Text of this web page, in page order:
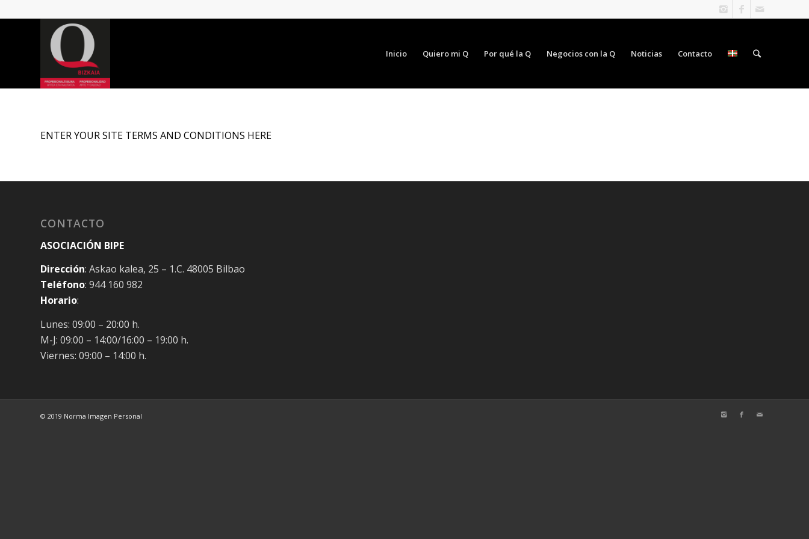
Inicio Quiero mi Q Por qué la Q Negocios con la Q Noticias Contacto
ENTER YOUR SITE TERMS AND CONDITIONS HERE
CONTACTO
ASOCIACIÓN BIPE
Dirección: Askao kalea, 25 – 1.C. 48005 Bilbao
Teléfono: 944 160 982
Horario:
Lunes: 09:00 – 20:00 h.
M-J: 09:00 – 14:00/16:00 – 19:00 h.
Viernes: 09:00 – 14:00 h.
© 2019 Norma Imagen Personal